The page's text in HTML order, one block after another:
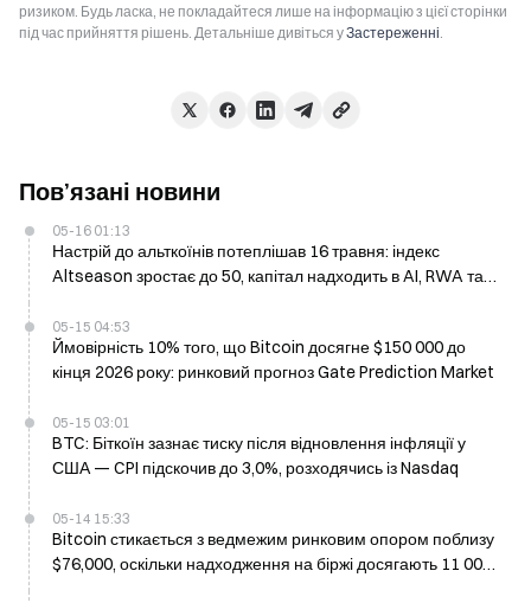
ризиком. Будь ласка, не покладайтеся лише на інформацію з цієї сторінки
під час прийняття рішень. Детальніше дивіться уЗастереженні.
Пов’язані новини
05-16 01:13
Настрій до альткоїнів потеплішав 16 травня: індекс
Altseason зростає до 50, капітал надходить в AI, RWA та
05-15 04:53
Ймовірність 10% того, що Bitcoin досягне $150 000 до
кінця 2026 року: ринковий прогноз Gate Prediction Market
05-15 03:01
BTC: Біткоїн зазнає тиску після відновлення інфляції у
США — CPI підскочив до 3,0%, розходячись із Nasdaq
05-14 15:33
Bitcoin стикається з ведмежим ринковим опором поблизу
$76,000, оскільки надходження на біржі досягають 11 000